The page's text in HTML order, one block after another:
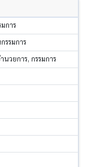
การ
รรมการ
นวยการ, กรรมการ